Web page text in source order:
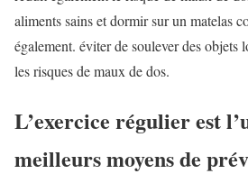
aliments sains et dormir sur un matelas
également. éviter de soulever des objets
les risques de maux de dos.
L’exercice régulier est
meilleurs moyens de